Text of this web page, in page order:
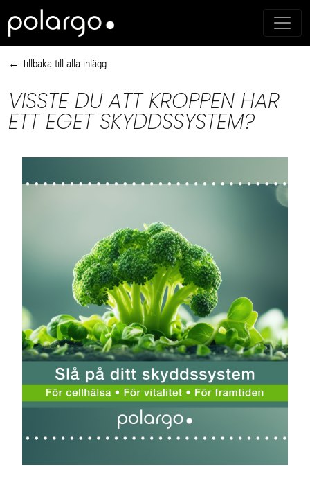
← Tillbaka till alla inlägg
VISSTE DU ATT KROPPEN HAR
ETT EGET SKYDDSSYSTEM?